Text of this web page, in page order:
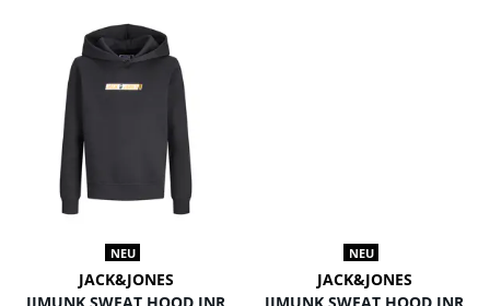
NEU
JACK&JONES
NEU
JACK&JONES